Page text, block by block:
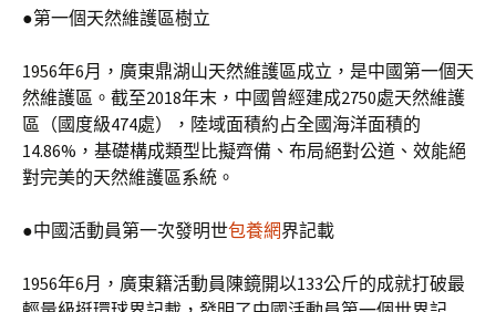
●第一個天然維護區樹立
1956年6月，廣東鼎湖山天然維護區成立，是中國第一個天
然維護區。截至2018年末，中國曾經建成2750處天然維護
區（國度級474處），陸域面積約占全國海洋面積的
14.86%，基礎構成類型比擬齊備、布局絕對公道、效能絕
對完美的天然維護區系統。
●中國活動員第一次發明世包養網界記載
1956年6月，廣東籍活動員陳鏡開以133公斤的成就打破最